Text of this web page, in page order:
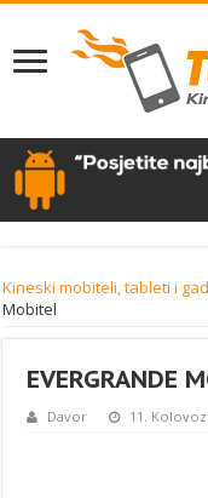
Kineski mobiteli, tableti i
Mobitel
EVERGRANDE
Davor 11. Kolovoz